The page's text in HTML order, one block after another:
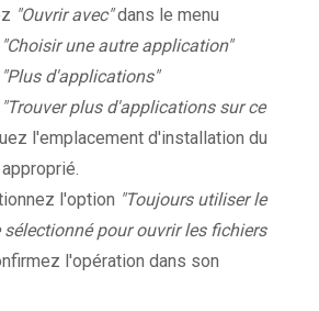
"Ouvrir avec"dans le menu
"Choisir une autre application"
"Plus d'applications"
"Trouver plus d'applications sur ce
l'emplacement d'installation du
l'option "Toujours utiliser le
pour ouvrir les fichiers
l'opération dans son